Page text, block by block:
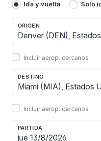
Ida y vuelta Solo
ORIGEN
Incluir aerop. cercanos
DESTINO
Incluir aerop. cercanos
PARTIDA